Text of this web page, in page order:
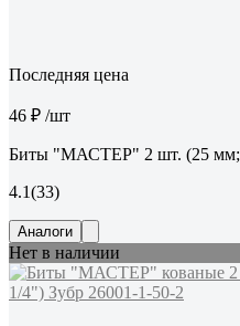
Последняя цена
46 ₽ /шт
Биты "МАСТЕР" 2 шт. (25 мм;
4.1(33)
Аналоги
Нет в наличии